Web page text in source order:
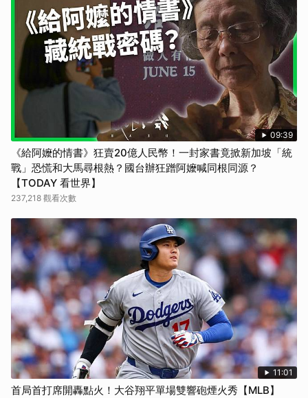
09:39
《給阿嬤的情書》狂賣20億人民幣！一封家書竟掀新加坡「統
戰」恐慌和大馬尋根熱？國台辦狂蹭阿嬤喊同根同源？
【TODAY 看世界】
237,218 觀看次數
11:01
首局首打席開轟點火！大谷翔平單場雙響砲煙火秀【MLB】